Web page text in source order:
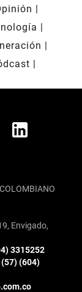
Envigado,
3315252
(57) (604)